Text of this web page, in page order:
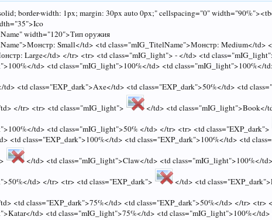
border-width: 1px; margin: 30px auto 0px;" cellspacing="0"
width="120">Тип оружия
Small</td> <td class="mIG_TitelName">Монстр: Medium</td>
Large</td> </tr> <tr> <td class="mIG_light"> - </td> <td
td> <td class="mIG_light">100%</td> <td class="mIG_light">100%</
td> <td class="EXP_dark">Axe</td> <td class="EXP_dark">50%</td> <td
</tr> <tr> <td class="mIG_light">
</td> <td class="mIG_light">Book</
td> <td class="mIG_light">50% </td> </tr> <tr> <td class="EXP_dark">
<td class="EXP_dark">100%</td> <td class="EXP_dark">100%</td> <td
</td> <td class="mIG_light">Claw</td> <td class="mIG_light">100%</
td> </tr> <tr> <td class="EXP_dark">
</td> <td
<td class="EXP_dark">75%</td> <td class="EXP_dark">50%</td> </tr> <tr>
td> <td class="mIG_light">75%</td> <td class="mIG_light">100%</